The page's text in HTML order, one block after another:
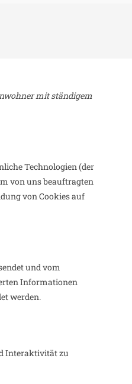
mit ständigem
Technologien (der
von uns beauftragten
von Cookies auf
und vom
Informationen
werden.
Interaktivität zu